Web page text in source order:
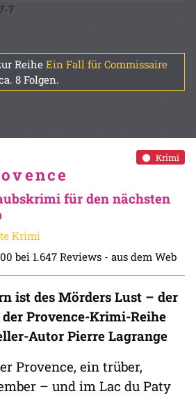
7
Reihe Ein Fall für Commissaire
8 Folgen.
Krimi
für den nächsten
Krimi
bei 1.647 Reviews - aus dem Web
ist des Mörders Lust – der
Provence-Krimi-Reihe
Autor Pierre Lagrange
Provence, ein trüber,
– und im Lac du Paty